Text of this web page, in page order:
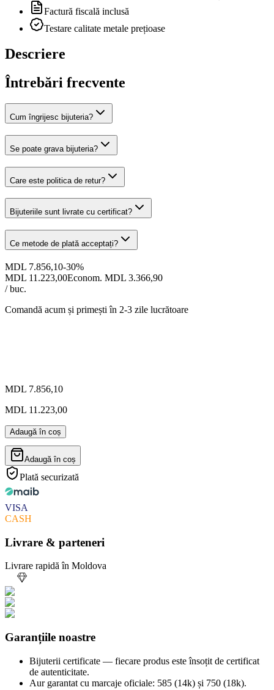
Factură fiscală inclusă
Testare calitate metale prețioase
Descriere
Întrebări frecvente
Cum îngrijesc bijuteria?
Se poate grava bijuteria?
Care este politica de retur?
Bijuteriile sunt livrate cu certificat?
Ce metode de plată acceptați?
MDL 7.856,10-30%
MDL 11.223,00Econom. MDL 3.366,90
/ buc.
Comandă acum și primești în 2-3 zile lucrătoare
MDL 7.856,10
MDL 11.223,00
Adaugă în coș
Adaugă în coș
Plată securizată
VISA
CASH
Livrare & parteneri
Livrare rapidă în Moldova
Garanțiile noastre
Bijuterii certificate — fiecare produs este însoțit de certificat
de autenticitate.
Aur garantat cu marcaje oficiale: 585 (14k) și 750 (18k).